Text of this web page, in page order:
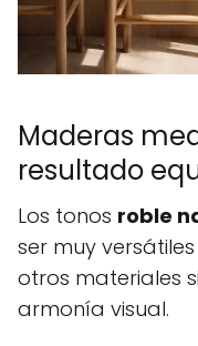
Maderas
resultado
Los tonos roble
ser muy
otros materiales
armonía visual.